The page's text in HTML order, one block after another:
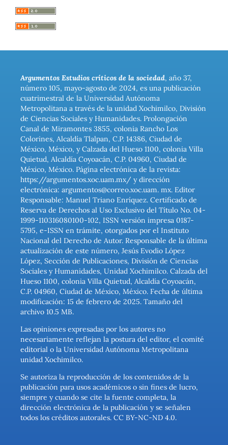
Argumentos Estudios críticos de la sociedad, año 37,
número 105, mayo-agosto de 2024, es una publicación
cuatrimestral de la Universidad Autónoma
Metropolitana a través de la unidad Xochimilco, División
de Ciencias Sociales y Humanidades. Prolongación
Canal de Miramontes 3855, colonia Rancho Los
Colorines, Alcaldía Tlalpan, C.P. 14386, Ciudad de
México, México, y Calzada del Hueso 1100, colonia Villa
Quietud, Alcaldía Coyoacán, C.P. 04960, Ciudad de
México, México. Página electrónica de la revista:
https://argumentos.xoc.uam.mx/ y dirección
electrónica: argumentos@correo.xoc.uam. mx. Editor
Responsable: Manuel Triano Enríquez. Certificado de
Reserva de Derechos al Uso Exclusivo del Título No. 04-
1999-110316080100-102, ISSN versión impresa 0187-
5795, e-ISSN en trámite, otorgados por el Instituto
Nacional del Derecho de Autor. Responsable de la última
actualización de este número, Jesús Evodio López
López, Sección de Publicaciones, División de Ciencias
Sociales y Humanidades, Unidad Xochimilco. Calzada del
Hueso 1100, colonia Villa Quietud, Alcaldía Coyoacán,
C.P. 04960, Ciudad de México, México. Fecha de última
modificación: 15 de febrero de 2025. Tamaño del
archivo 10.5 MB.
Las opiniones expresadas por los autores no
necesariamente reflejan la postura del editor, el comité
editorial o la Universidad Autónoma Metropolitana
unidad Xochimilco.
Se autoriza la reproducción de los contenidos de la
publicación para usos académicos o sin fines de lucro,
siempre y cuando se cite la fuente completa, la
dirección electrónica de la publicación y se señalen
todos los créditos autorales. CC BY-NC-ND 4.0.